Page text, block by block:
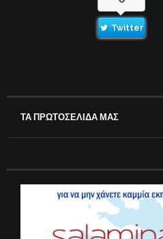
Twitter
ΤΑ ΠΡΩΤΟΣΕΛΙΔΑ ΜΑΣ